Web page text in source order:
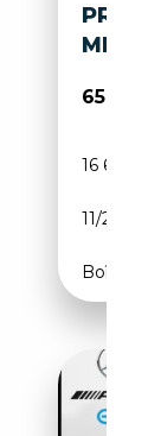
MEMO
65 770€
16 670 km
11/2023
Boîte